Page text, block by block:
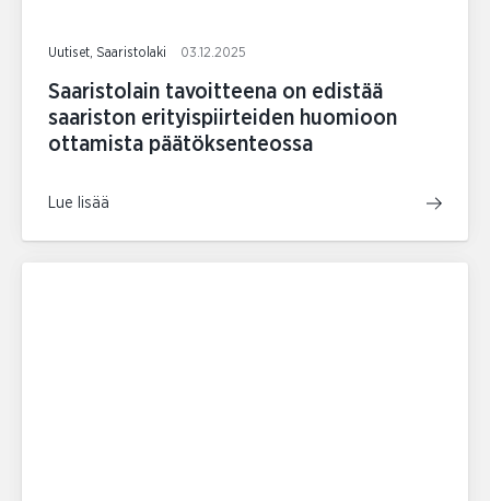
Uutiset, Saaristolaki 03.12.2025
Saaristolain tavoitteena on edistää
saariston erityispiirteiden huomioon
ottamista päätöksenteossa
Lue lisää